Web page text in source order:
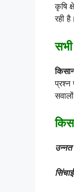
कृषि
रही है।
सभी
उन्नत